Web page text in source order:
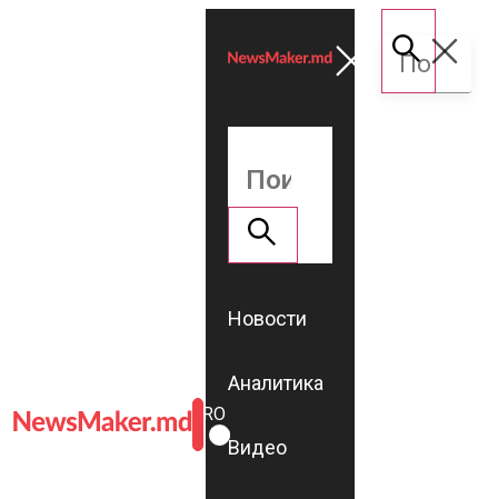
ROMÂNĂ
RU
Новости
Аналитика
Видео